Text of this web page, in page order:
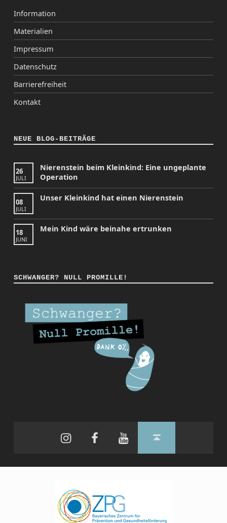
Information
Materialien
Impressum
Datenschutz
Barrierefreiheit
Kontakt
NEUE BLOG-BEITRÄGE
26
JULI
Nierenstein beim Kleinkind: Eine ungeplante
Operation
08
JULI
Unser Kleinkind hat einen Nierenstein
18
JUNI
Mein Kind wäre beinahe ertrunken
SCHWANGER? NULL PROMILLE!
FacebookYouTubeBack to top ↑